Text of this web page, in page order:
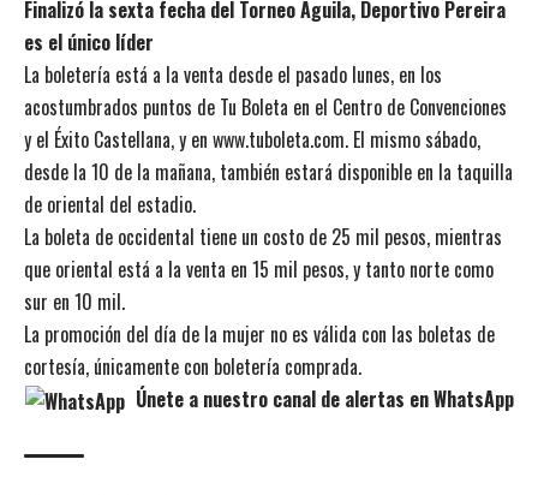
Finalizó la sexta fecha del Torneo Águila, Deportivo Pereira
es el único líder
La boletería está a la venta desde el pasado lunes, en los
acostumbrados puntos de Tu Boleta en el Centro de Convenciones
y el Éxito Castellana, y en www.tuboleta.com. El mismo sábado,
desde la 10 de la mañana, también estará disponible en la taquilla
de oriental del estadio.
La boleta de occidental tiene un costo de 25 mil pesos, mientras
que oriental está a la venta en 15 mil pesos, y tanto norte como
sur en 10 mil.
La promoción del día de la mujer no es válida con las boletas de
cortesía, únicamente con boletería comprada.
Únete a nuestro canal de alertas en WhatsApp